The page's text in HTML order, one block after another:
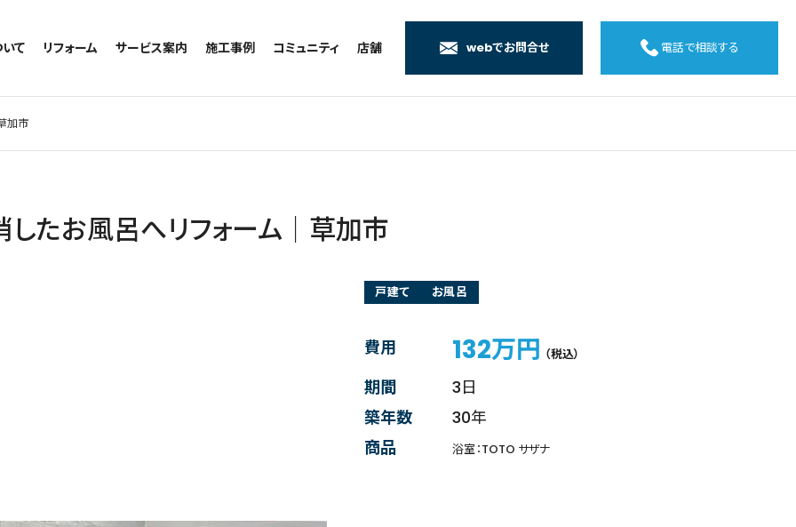
て リフォーム
お風呂のリフォーム
洗面台のリフォーム
水回りのリフォーム
サービス案内
相談室・よくある質問
施工事例
トイレの施工事例
キッチンの施工事例
コミュニティ
アルブル通信
ブログ
協力会社様専用
店舗
墨田店
日本橋店
webでお問合せ 電話で相談する
加市
したお風呂へリフォーム│草加市
戸建て お風呂
費用 132万円 （税込）
期間
3日
築年数
30年
商品
浴室：TOTO サザナ